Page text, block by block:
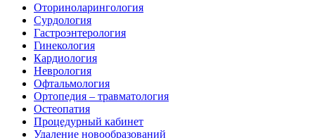
Оториноларингология
Сурдология
Гастроэнтерология
Гинекология
Кардиология
Неврология
Офтальмология
Ортопедия – травматология
Остеопатия
Процедурный кабинет
Удаление новообразований